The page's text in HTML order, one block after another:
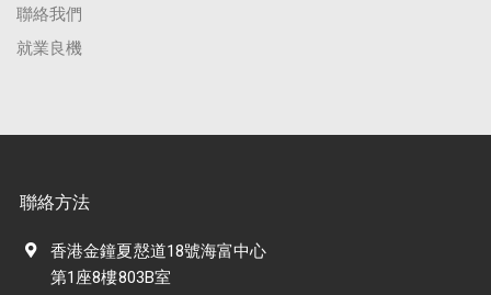
聯絡我們
就業良機
聯絡方法
香港金鐘夏慤道18號海富中心
第1座8樓803B室